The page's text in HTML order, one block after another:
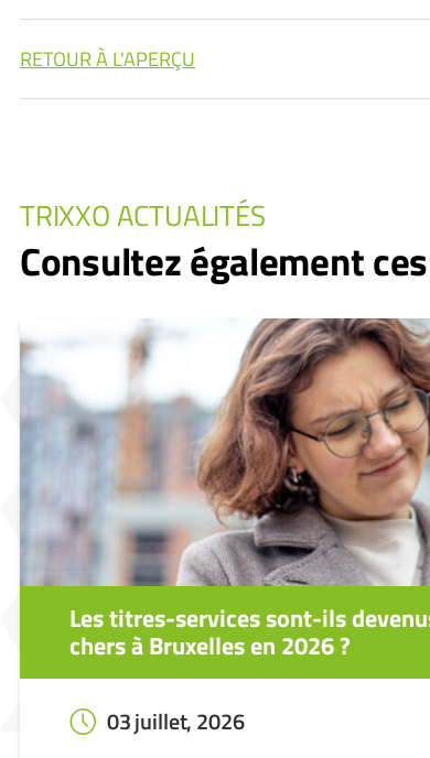
RETOUR À L'APERÇU
TRIXXO ACTUALITÉS
Consultez également
Les titres-services sont-ils
chers à Bruxelles en 2026 ?
03 juillet, 2026